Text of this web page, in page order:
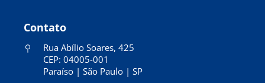
Contato
Rua Abílio Soares, 425
CEP: 04005-001
Paraíso | São Paulo | SP